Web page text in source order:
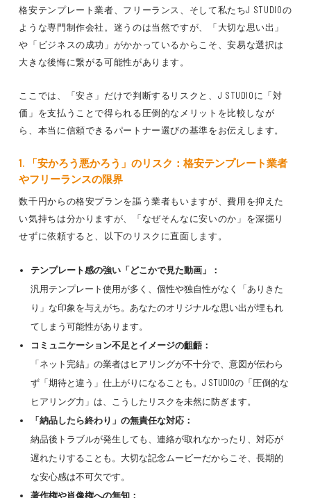
格安テンプレート業者、フリーランス、そして私たちJ STUDIOの
ような専門制作会社。 迷うのは当然ですが、
「大切な思い出」
や 「ビジネスの成功」 がかかっているからこそ、安易な選択は
大きな後悔に繋がる可能性があります。
ここでは、 「安さ」だけで判断するリスク と、 J STUDIOに「対
価」を支払うことで得られる圧倒的なメリット を比較しなが
ら、 本当に信頼できるパートナー選びの基準をお伝えします。
1. 「安かろう悪かろう」のリスク：格安テンプレート業者
やフリーランスの限界
数千円からの格安プランを謳う業者もいますが、費用を抑えた
い気持ちは分かりますが、
「なぜそんなに安いのか」 を深掘り
せずに依頼すると、 以下のリスク に直面します。
テンプレート感の強い「どこかで見た動画」：
汎用テンプレート使用が多く、 個性や独自性がなく「ありきた
り」な印象を与えがち。 あなたのオリジナルな思い出が埋もれ
てしまう可能性があります。
コミュニケーション不足とイメージの齟齬：
「ネット完結」の業者はヒアリングが不十分で、 意図が伝わら
ず「期待と違う」仕上がりになることも。 J STUDIOの「圧倒的な
ヒアリング力」 は、こうした リスクを未然に防ぎます。
「納品したら終わり」の無責任な対応：
納品後トラブルが発生しても、 連絡が取れなかったり、対応が
遅れたりすることも。 大切な記念ムービーだからこそ、長期的
な安心感は不可欠です。
著作権や肖像権への無知：